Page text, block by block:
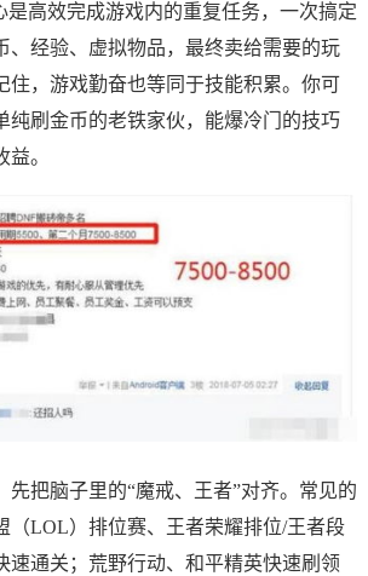
是高效完成游戏内的重复任务，一次搞定
、经验、虚拟物品，最终卖给需要的玩
住，游戏勤奋也等同于技能积累。你可
纯刷金币的老铁家伙，能爆冷门的技巧
。
先把脑子里的“魔戒、王者”对齐。常见的
（LOL）排位赛、王者荣耀排位/王者段
速通关；荒野行动、和平精英快速刷领